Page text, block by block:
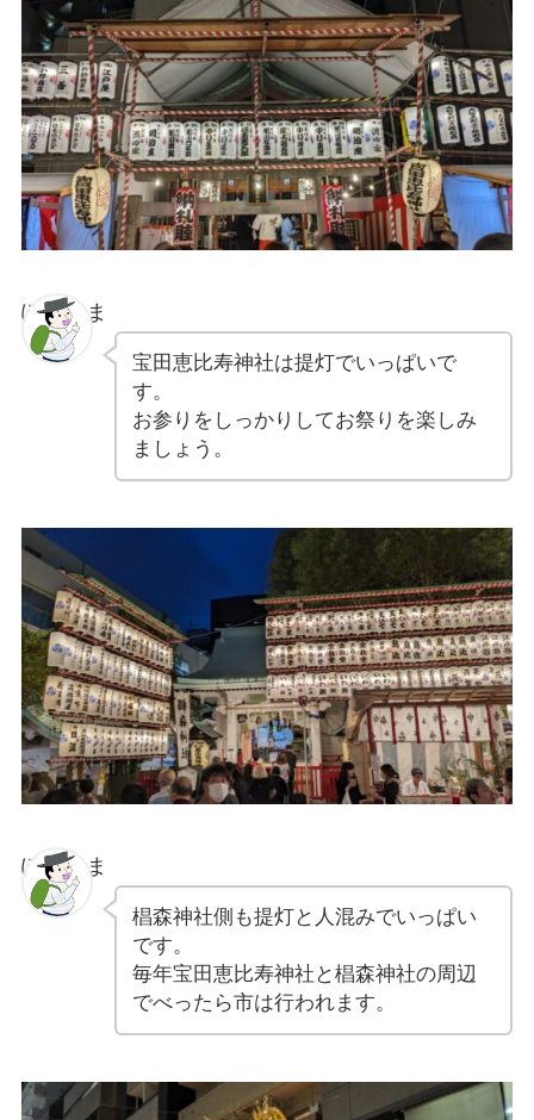
ぽちゃま
宝田恵比寿神社は提灯でいっぱいで
す。
お参りをしっかりしてお祭りを楽しみ
ましょう。
ぽちゃま
椙森神社側も提灯と人混みでいっぱい
です。
毎年宝田恵比寿神社と椙森神社の周辺
でべったら市は行われます。